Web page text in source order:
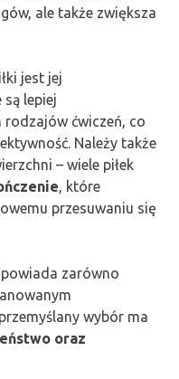
ale także zwiększa
jest jej
są lepiej
ćwiczeń, co
Należy także
– wiele piłek
, które
przesuwaniu się
zarówno
wybór ma
oraz